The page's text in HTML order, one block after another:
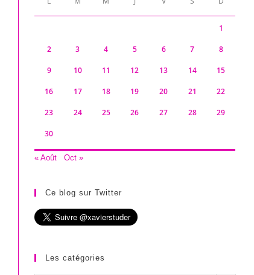
1
2 3 4 5 6 7 8
9 10 11 12 13 14 15
16 17 18 19 20 21 22
23 24 25 26 27 28 29
30
« Août Oct »
Ce blog sur Twitter
Les catégories